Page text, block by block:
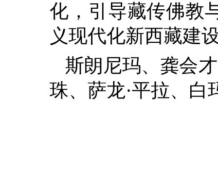
化，引导藏传佛教
义现代化新西藏建
斯朗尼玛、龚会
珠、萨龙·平拉、白